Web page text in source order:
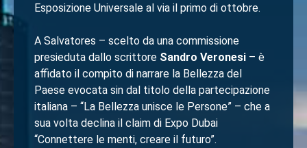
Esposizione Universale al via il primo di ottobre.
A Salvatores – scelto da una commissione
presieduta dallo scrittore Sandro Veronesi – è
affidato il compito di narrare la Bellezza del
Paese evocata sin dal titolo della partecipazione
italiana – “La Bellezza unisce le Persone” – che a
sua volta declina il claim di Expo Dubai
“Connettere le menti, creare il futuro”.